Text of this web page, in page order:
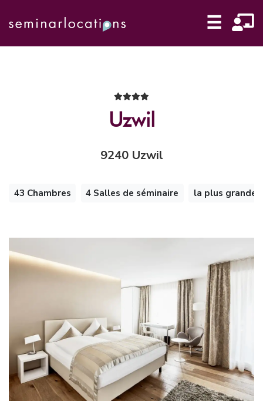
☰
Uzwil
9240 Uzwil
43 Chambres 4 Salles de séminaire la plus grande